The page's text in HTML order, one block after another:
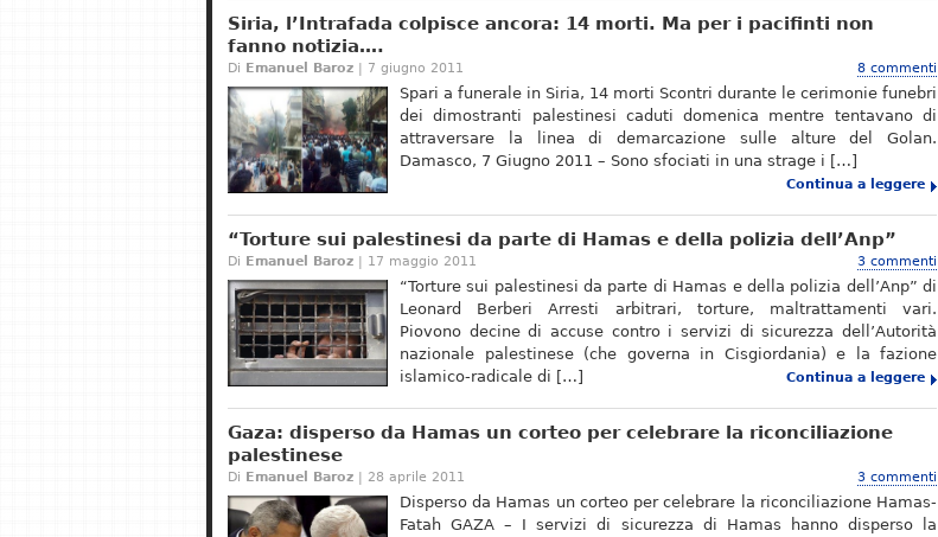
Siria, l’Intrafada colpisce ancora: 14 morti. Ma per i pacifinti non
fanno notizia….
Di Emanuel Baroz | 7 giugno 2011 8 commenti
Spari a funerale in Siria, 14 morti Scontri durante le cerimonie funebri
dei dimostranti palestinesi caduti domenica mentre tentavano di
attraversare la linea di demarcazione sulle alture del Golan.
Damasco, 7 Giugno 2011 – Sono sfociati in una strage i […]
Continua a leggere
“Torture sui palestinesi da parte di Hamas e della polizia dell’Anp”
Di Emanuel Baroz | 17 maggio 2011 3 commenti
“Torture sui palestinesi da parte di Hamas e della polizia dell’Anp” di
Leonard Berberi Arresti arbitrari, torture, maltrattamenti vari.
Piovono decine di accuse contro i servizi di sicurezza dell’Autorità
nazionale palestinese (che governa in Cisgiordania) e la fazione
islamico-radicale di […]
Continua a leggere
Gaza: disperso da Hamas un corteo per celebrare la riconciliazione
palestinese
Di Emanuel Baroz | 28 aprile 2011 3 commenti
Disperso da Hamas un corteo per celebrare la riconciliazione Hamas-
Fatah GAZA – I servizi di sicurezza di Hamas hanno disperso la